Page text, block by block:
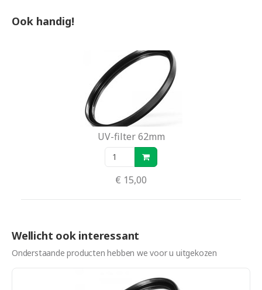
Ook handig!
UV-filter 62mm
€ 15,00
Wellicht ook interessant
Onderstaande producten hebben we voor u uitgekozen